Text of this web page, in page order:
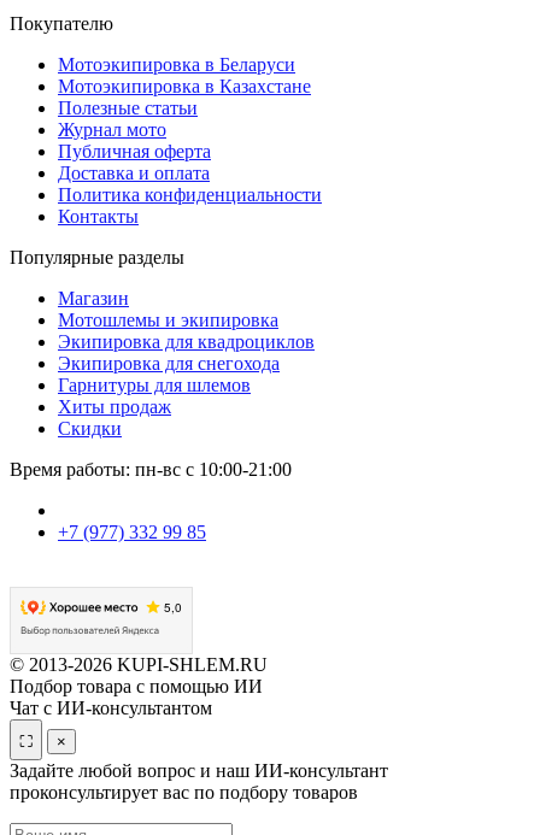
Покупателю
Мотоэкипировка в Беларуси
Мотоэкипировка в Казахстане
Полезные статьи
Журнал мото
Публичная оферта
Доставка и оплата
Политика конфиденциальности
Контакты
Популярные разделы
Магазин
Мотошлемы и экипировка
Экипировка для квадроциклов
Экипировка для снегохода
Гарнитуры для шлемов
Хиты продаж
Скидки
Время работы: пн-вс с 10:00-21:00
+7 (977) 332 99 85
© 2013-2026 KUPI-SHLEM.RU
Подбор товара с помощью ИИ
Чат с ИИ-консультантом
⛶ ×
Задайте любой вопрос и наш ИИ-консультант
проконсультирует вас по подбору товаров